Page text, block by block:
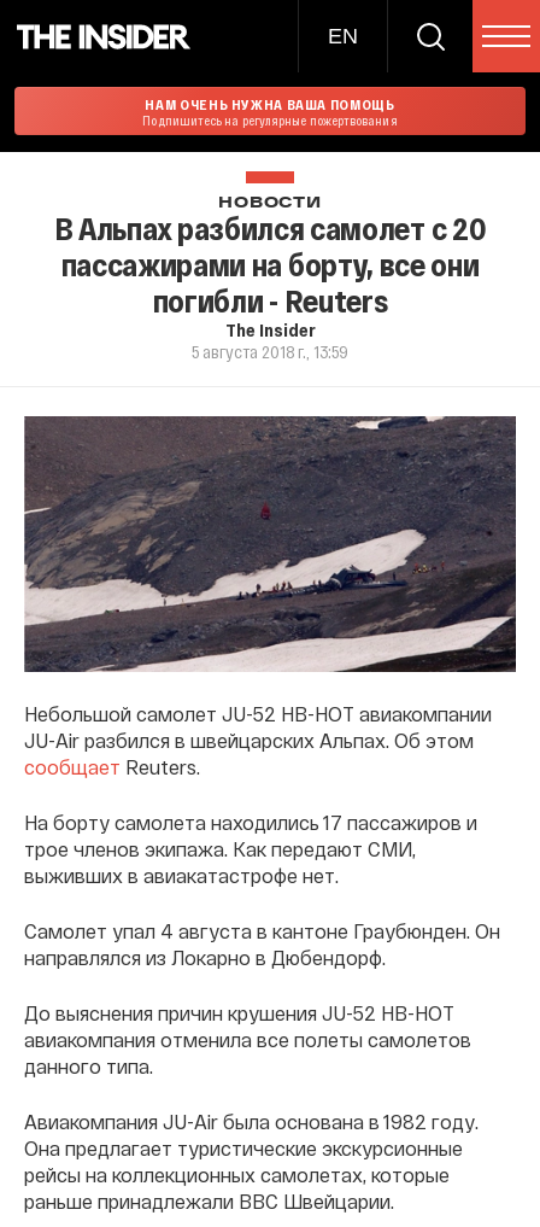
EN
НАМ ОЧЕНЬ НУЖНА ВАША ПОМОЩЬ
Подпишитесь на регулярные пожертвования
НОВОСТИ
В Альпах разбился самолет с 20
пассажирами на борту, все они
погибли - Reuters
The Insider
5 августа 2018 г., 13:59
Небольшой самолет JU-52 HB-HOT авиакомпании
JU-Air разбился в швейцарских Альпах. Об этом
сообщает Reuters.
На борту самолета находились 17 пассажиров и
трое членов экипажа. Как передают СМИ,
выживших в авиакатастрофе нет.
Самолет упал 4 августа в кантоне Граубюнден. Он
направлялся из Локарно в Дюбендорф.
До выяснения причин крушения JU-52 HB-HOT
авиакомпания отменила все полеты самолетов
данного типа.
Авиакомпания JU-Air была основана в 1982 году.
Она предлагает туристические экскурсионные
рейсы на коллекционных самолетах, которые
раньше принадлежали ВВС Швейцарии.